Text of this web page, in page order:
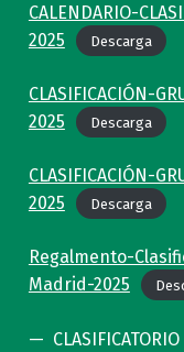
CALENDARIO-
2025
Descarga
CLASIFICACIÓN-
2025
Descarga
CLASIFICACIÓN-
2025
Descarga
Regalmento-
Madrid-2025